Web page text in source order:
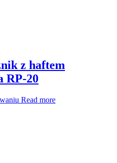
z haftem
RP-20
Read more